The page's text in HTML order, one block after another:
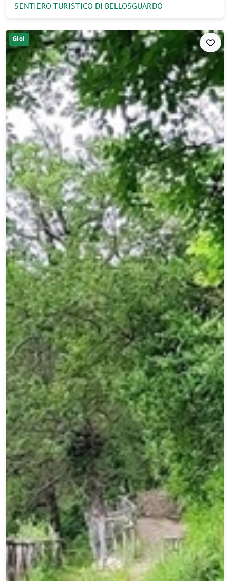
SENTIERO TURISTICO DI BELLOSGUARDO
Gioi